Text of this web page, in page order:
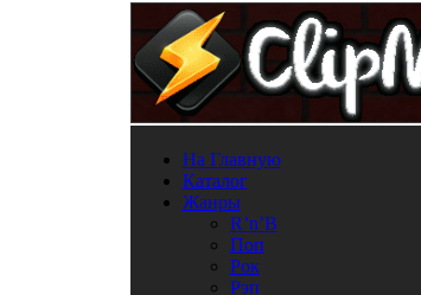
На Главную
Каталог
Жанры
R’n’B
Поп
Рок
Рэп